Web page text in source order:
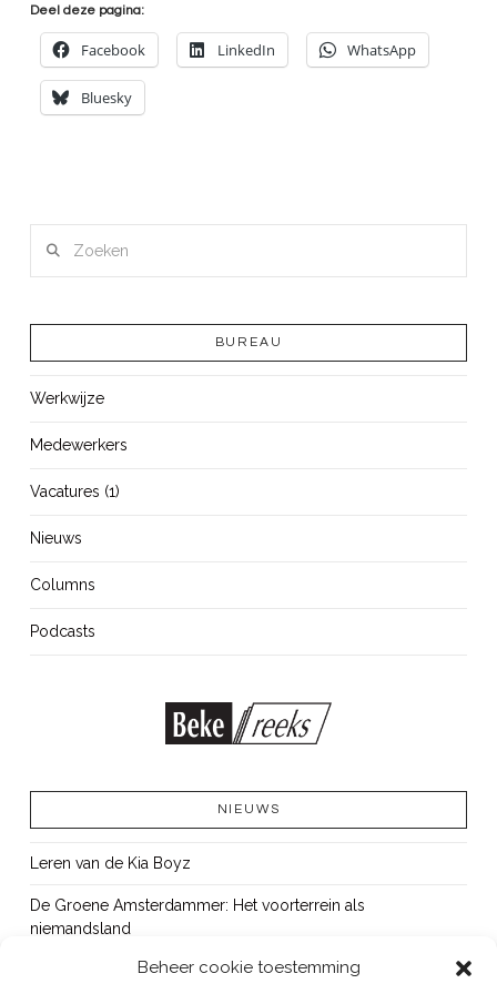
Beheer cookie toestemming
Deel deze pagina:
Facebook LinkedIn WhatsApp
Bluesky
BUREAU
Werkwijze
Medewerkers
Vacatures (1)
Nieuws
Columns
Podcasts
NIEUWS
Leren van de Kia Boyz
De Groene Amsterdammer: Het voorterrein als
niemandsland
Cursus Wapens op school: signaleren, duiden en handelen